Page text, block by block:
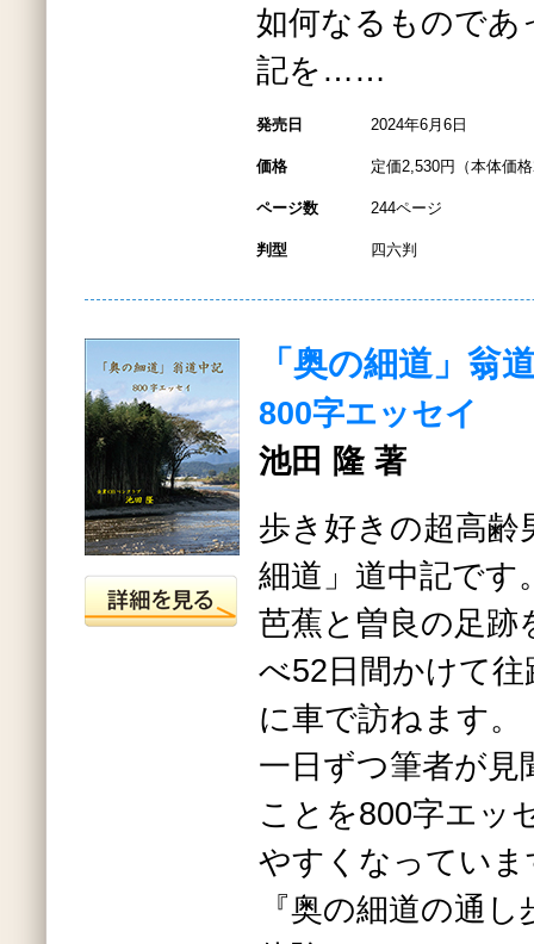
如何なるものであ
記を……
発売日 2024年6月6日
価格 定価2,530円（本体価
ページ数 244ページ
判型 四六判
「奥の細道」翁
800字エッセイ
池田 隆 著
歩き好きの超高齢
細道」道中記です
芭蕉と曽良の足跡
べ52日間かけて
に車で訪ねます。
一日ずつ筆者が
ことを800字エッ
やすくなっていま
『奥の細道の通